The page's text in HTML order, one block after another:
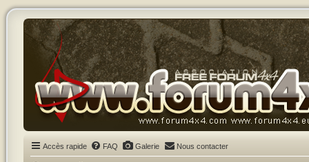
Accès rapide FAQ Galerie Nous contacter